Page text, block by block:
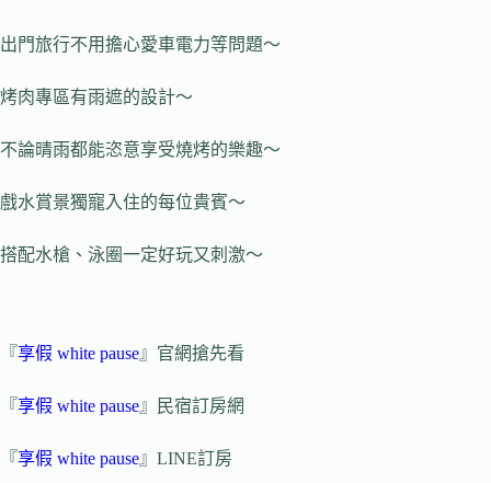
出門旅行不用擔心愛車電力等問題～
烤肉專區有雨遮的設計～
不論晴雨都能恣意享受燒烤的樂趣～
戲水賞景獨寵入住的每位貴賓～
搭配水槍、泳圈一定好玩又刺激～
『享假 white pause』官網搶先看
『享假 white pause』民宿訂房網
『享假 white pause』LINE訂房